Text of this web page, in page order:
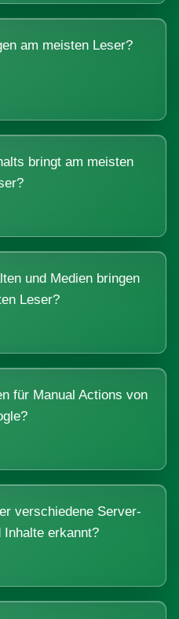
am meisten Leser?
bringt am meisten
und Medien bringen
Leser?
für Manual Actions von
verschiedene Server-
Inhalte erkannt?